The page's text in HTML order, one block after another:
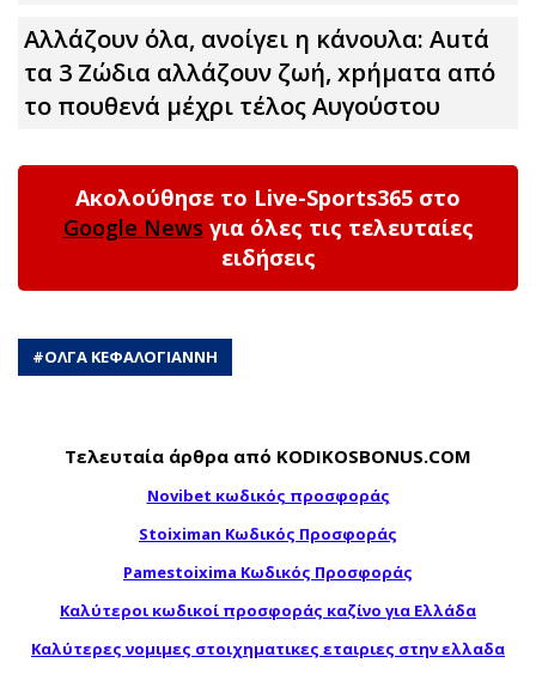
Αλλάζουν όλα, ανοίγει η κάνουλα: Αuτά
τα 3 Zώδια αλλάζουν ζωή, xpήματα από
το πουθενά μέχρι τέλος Αυγούστου
Ακολούθησε το Live-Sports365 στο
Google News για όλες τις τελευταίες
ειδήσεις
#ΟΛΓΑ ΚΕΦΑΛΟΓΙΑΝΝΗ
Τελευταία άρθρα από KODIKOSBONUS.COM
Novibet κωδικός προσφοράς
Stoiximan Κωδικός Προσφοράς
Pamestoixima Κωδικός Προσφοράς
Καλύτεροι κωδικοί προσφοράς καζίνο για Ελλάδα
Καλύτερες νομιμες στοιχηματικες εταιριες στην ελλαδα